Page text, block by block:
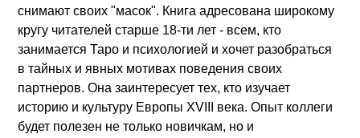
снимают своих "масок". Книга адресована широкому
кругу читателей старше 18-ти лет - всем, кто
занимается Таро и психологией и хочет разобраться
в тайных и явных мотивах поведения своих
партнеров. Она заинтересует тех, кто изучает
историю и культуру Европы XVIII века. Опыт коллеги
будет полезен не только новичкам, но и